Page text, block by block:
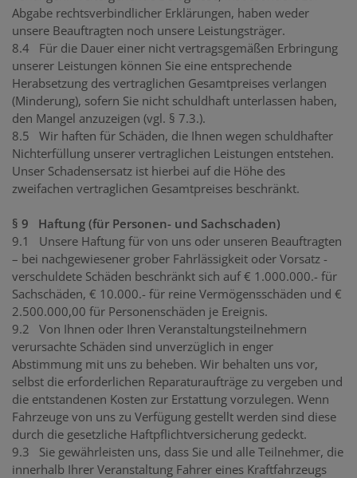
Abgabe rechtsverbindlicher Erklärungen, haben weder
unsere Beauftragten noch unsere Leistungsträger.
8.4 Für die Dauer einer nicht vertragsgemäßen Erbringung
unserer Leistungen können Sie eine entsprechende
Herabsetzung des vertraglichen Gesamtpreises verlangen
(Minderung), sofern Sie nicht schuldhaft unterlassen haben,
den Mangel anzuzeigen (vgl. § 7.3.).
8.5 Wir haften für Schäden, die Ihnen wegen schuldhafter
Nichterfüllung unserer vertraglichen Leistungen entstehen.
Unser Schadensersatz ist hierbei auf die Höhe des
zweifachen vertraglichen Gesamtpreises beschränkt.
§ 9 Haftung (für Personen- und Sachschaden)
9.1 Unsere Haftung für von uns oder unseren Beauftragten
– bei nachgewiesener grober Fahrlässigkeit oder Vorsatz -
verschuldete Schäden beschränkt sich auf € 1.000.000.- für
Sachschäden, € 10.000.- für reine Vermögensschäden und €
2.500.000,00 für Personenschäden je Ereignis.
9.2 Von Ihnen oder Ihren Veranstaltungsteilnehmern
verursachte Schäden sind unverzüglich in enger
Abstimmung mit uns zu beheben. Wir behalten uns vor,
selbst die erforderlichen Reparaturaufträge zu vergeben und
die entstandenen Kosten zur Erstattung vorzulegen. Wenn
Fahrzeuge von uns zu Verfügung gestellt werden sind diese
durch die gesetzliche Haftpflichtversicherung gedeckt.
9.3 Sie gewährleisten uns, dass Sie und alle Teilnehmer, die
innerhalb Ihrer Veranstaltung Fahrer eines Kraftfahrzeugs